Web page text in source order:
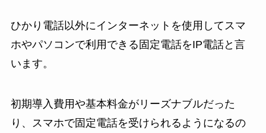
ひかり電話以外にインターネットを使用してスマ
ホやパソコンで利用できる固定電話をIP電話と言
います。
初期導入費用や基本料金がリーズナブルだった
り、スマホで固定電話を受けられるようになるの